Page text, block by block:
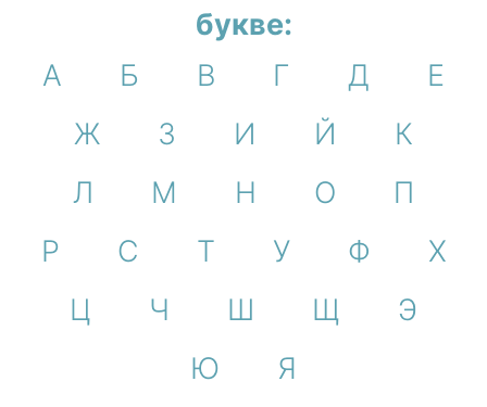
букве:
А
Б В Г Д
Е
Ж
З И Й
К
Л
М Н О
П
Р
С Т У Ф
Х
Ц
Ч Ш Щ
Э
Ю
Я